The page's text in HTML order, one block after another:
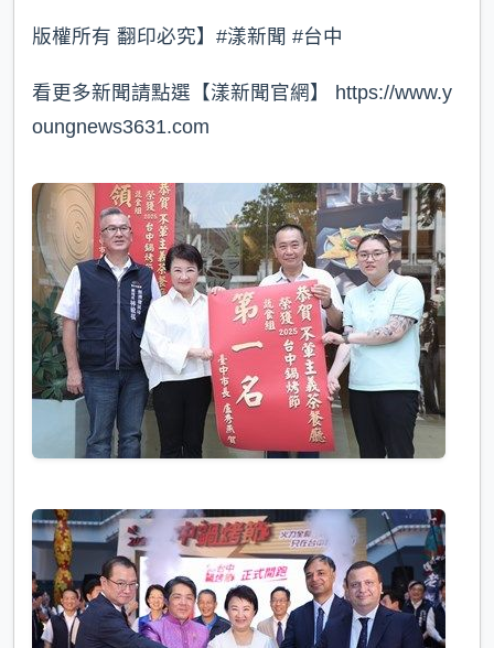
版權所有 翻印必究】#漾新聞 #台中
看更多新聞請點選【漾新聞官網】 https://www.y
oungnews3631.com